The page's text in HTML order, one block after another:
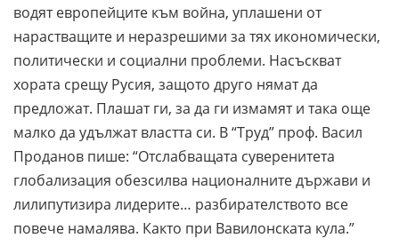
водят европейците към война, уплашени от
нарастващите и неразрешими за тях икономически,
политически и социални проблеми. Насъскват
хората срещу Русия, защото друго нямат да
предложат. Плашат ги, за да ги измамят и така още
малко да удължат властта си. В “Труд” проф. Васил
Проданов пише: “Отслабващата суверенитета
глобализация обезсилва националните държави и
лилипутизира лидерите… разбирателството все
повече намалява. Както при Вавилонската кула.”